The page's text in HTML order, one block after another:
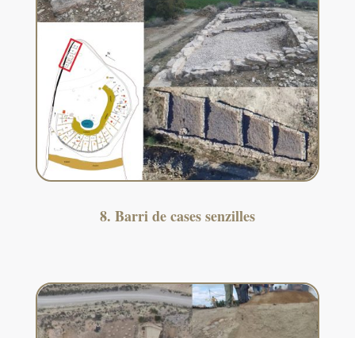
8. Barri de cases senzilles